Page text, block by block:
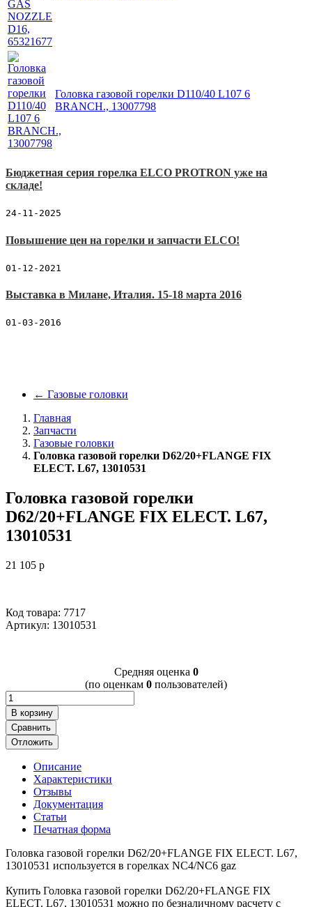
Головка газовой горелки D110/40 L107 6
BRANCH., 13007798
Бюджетная серия горелка ELCO PROTRON уже на
складе!
24-11-2025
Повышение цен на горелки и запчасти ELCO!
01-12-2021
Выставка в Милане, Италия. 15-18 марта 2016
01-03-2016
← Газовые головки
Главная
Запчасти
Газовые головки
Головка газовой горелки D62/20+FLANGE FIX
ELECT. L67, 13010531
Головка газовой горелки
D62/20+FLANGE FIX ELECT. L67,
13010531
21 105 p
Код товара: 7717
Артикул: 13010531
Cредняя оценка 0
(по оценкам 0 пользователей)
В корзину
Сравнить
Отложить
Описание
Характеристики
Отзывы
Документация
Статьи
Печатная форма
Головка газовой горелки D62/20+FLANGE FIX ELECT. L67,
13010531 используется в горелках NC4/NC6 gaz
Купить Головка газовой горелки D62/20+FLANGE FIX
ELECT. L67, 13010531 можно по безналичному расчету с